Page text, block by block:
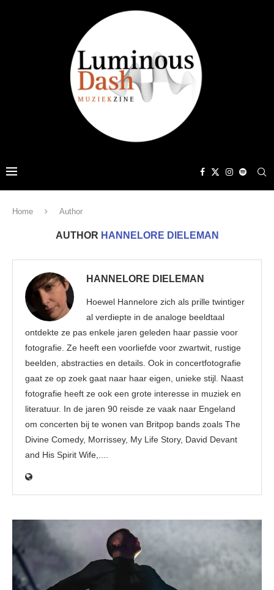
Home Author
AUTHOR HANNELORE DIELEMAN
HANNELORE DIELEMAN
Hoewel Hannelore zich als prille twintiger
al verdiepte in de analoge beeldtaal
ontdekte ze pas enkele jaren geleden haar passie voor
fotografie. Ze heeft een voorliefde voor zwartwit, rustige
beelden, abstracties en details. Ook in concertfotografie
gaat ze op zoek gaat naar haar eigen, unieke stijl. Naast
fotografie heeft ze ook een grote interesse in muziek en
literatuur. In de jaren 90 reisde ze vaak naar Engeland
om concerten bij te wonen van Britpop bands zoals The
Divine Comedy, Morrissey, My Life Story, David Devant
and His Spirit Wife,....